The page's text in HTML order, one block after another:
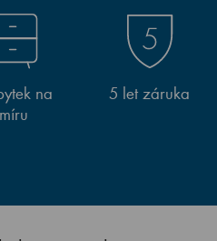
na
míru
5 let záruka